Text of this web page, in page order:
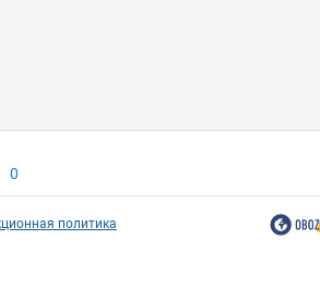
0
политика